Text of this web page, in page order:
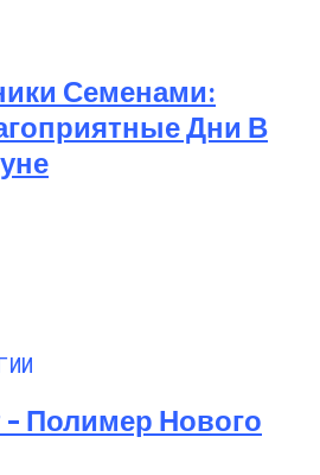
Семенами:
Дни В
Полимер Нового